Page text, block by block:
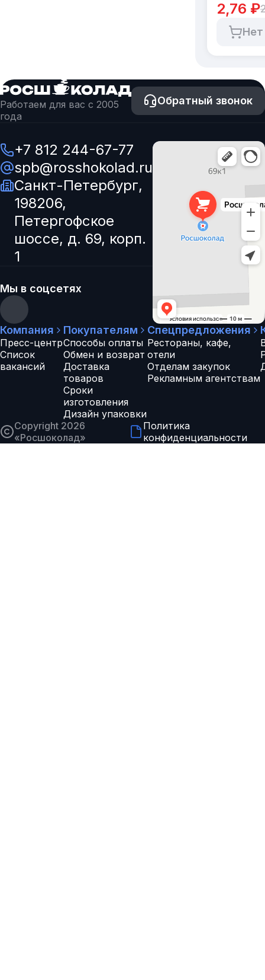
по 3000
штук
2,76 ₽
Работаем для вас с 2005
года
Обратный звонок
+7 812 244-67-77
spb@rosshokolad.ru
Санкт-Петербург,
198206,
Петергофское
шоссе, д. 69, корп.
1
Мы в соцсетях
Компания
Пресс-центр
Список
вакансий
Покупателям
Способы оплаты
Обмен и возврат
Доставка
товаров
Сроки
изготовления
Дизайн упаковки
Спецпредложения
Рестораны, кафе,
отели
Отделам закупок
Рекламным агентствам
Copyright 2026
«Росшоколад»
Политика
конфиденциальности